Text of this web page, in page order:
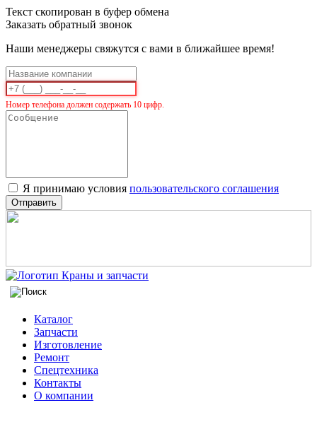
Текст скопирован в буфер обмена
Заказать обратный звонок
Наши менеджеры свяжутся с вами в ближайшее время!
Номер телефона должен содержать 10 цифр.
Я принимаю условия пользовательского соглашения
Отправить
Каталог
Запчасти
Изготовление
Ремонт
Спецтехника
Контакты
О компании